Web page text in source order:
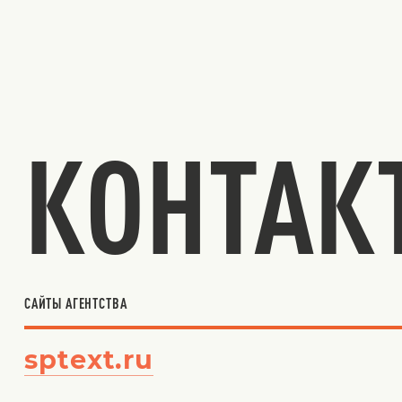
САЙТЫ АГЕНТСТВА
sptext.ru